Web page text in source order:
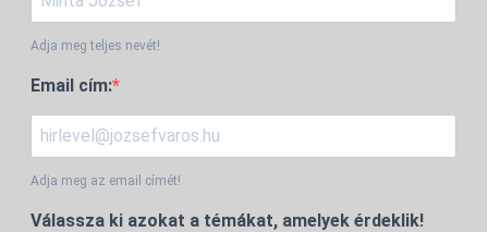
Adja meg teljes nevét!
Email cím:
Adja meg az email címét!
Válassza ki azokat a témákat, amelyek érdeklik!